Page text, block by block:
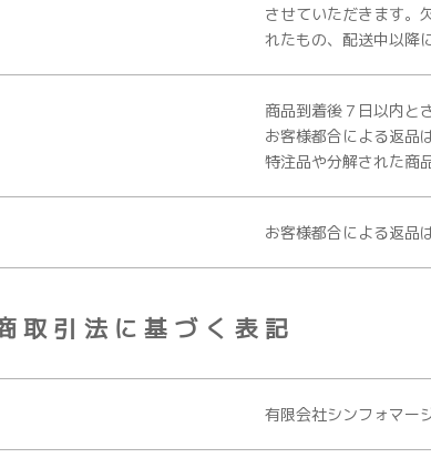
させていただきます。
れたもの、配送中以降
商品到着後７日以内と
お客様都合による返品
特注品や分解された商
お客様都合による返品
取引法に基づく表記
有限会社シンフォマー